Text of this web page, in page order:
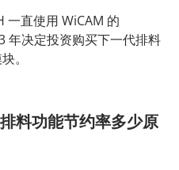
直使用 WiCAM 的
年决定投资购买下一代排料
。
料功能节约率多少原